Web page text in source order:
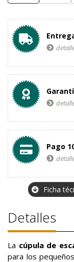
Pago
Ficha
Detalles
La cúpula de
para los